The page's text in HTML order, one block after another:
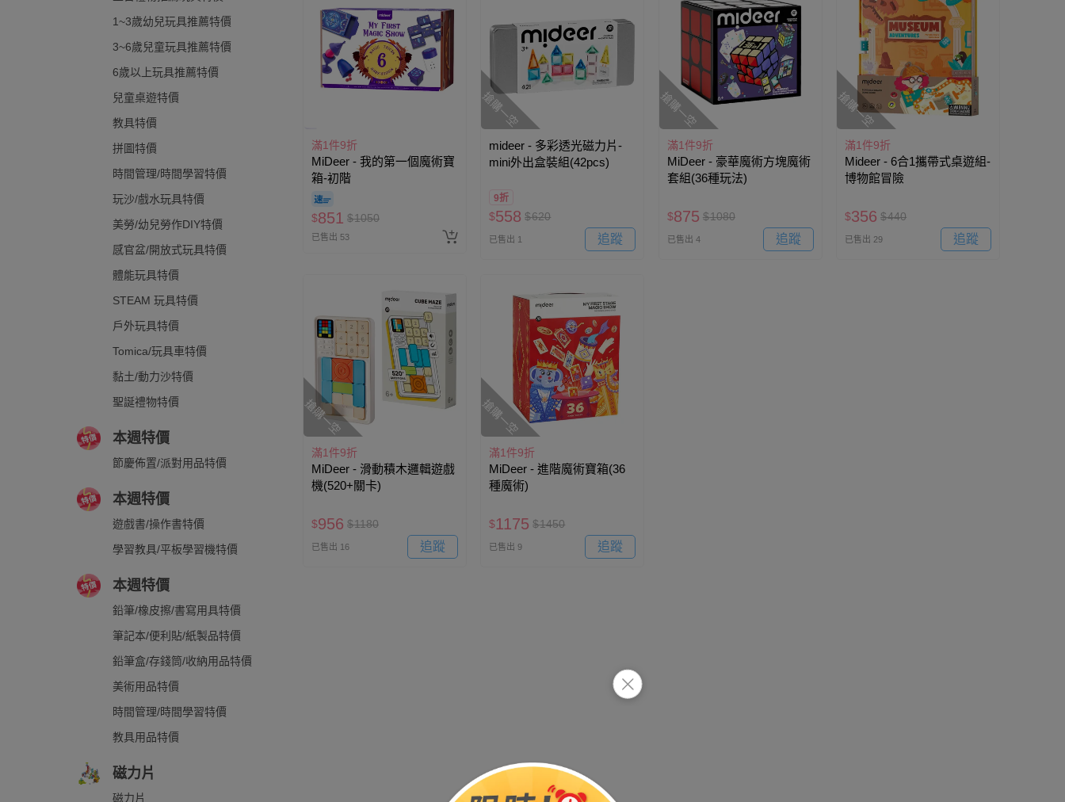
1~3歲幼兒玩具推薦特價
3~6歲兒童玩具推薦特價
6歲以上玩具推薦特價
兒童桌遊特價
教具特價
拼圖特價
時間管理/時間學習特價
玩沙/戲水玩具特價
美勞/幼兒勞作DIY特價
感官盆/開放式玩具特價
體能玩具特價
STEAM 玩具特價
戶外玩具特價
Tomica/玩具車特價
黏土/動力沙特價
聖誕禮物特價
本週特價
節慶佈置/派對用品特價
本週特價
遊戲書/操作書特價
學習教具/平板學習機特價
本週特價
鉛筆/橡皮擦/書寫用具特價
筆記本/便利貼/紙製品特價
鉛筆盒/存錢筒/收納用品特價
美術用品特價
時間管理/時間學習特價
教具用品特價
磁力片
磁力片
滿1件9折
MiDeer - 我的第一個魔術寶
箱-初階
$851 $1050
已售出 53
搶購一空
mideer - 多彩透光磁力片-
mini外出盒裝組(42pcs)
9折
$558 $620
已售出 1 追蹤
搶購一空
滿1件9折
MiDeer - 豪華魔術方塊魔術
套組(36種玩法)
$875 $1080
已售出 4 追蹤
搶購一空
滿1件9折
Mideer - 6合1攜帶式桌遊組-
博物館冒險
$356 $440
已售出 29 追蹤
搶購一空
滿1件9折
MiDeer - 滑動積木邏輯遊戲
機(520+關卡)
$956 $1180
已售出 16 追蹤
搶購一空
滿1件9折
MiDeer - 進階魔術寶箱(36
種魔術)
$1175 $1450
已售出 9 追蹤